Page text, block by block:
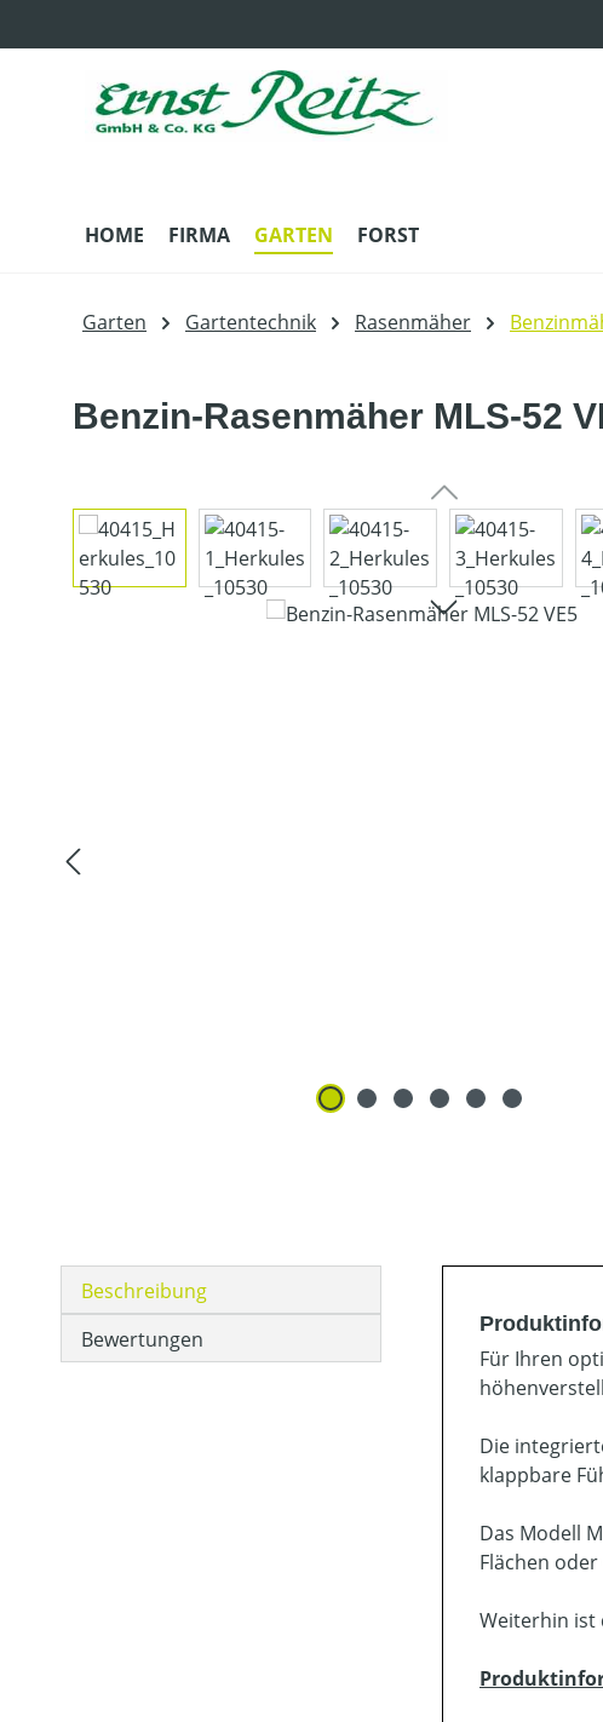
HOME FIRMA GARTEN FORST
Garten Gartentechnik Rasenmäher
Benzin-Rasenmäher MLS-52
Bildergalerie überspringen
Beschreibung
Bewertungen
Für Ihren
Die
klappbare
Das Modell
Flächen
Weiterhin ist